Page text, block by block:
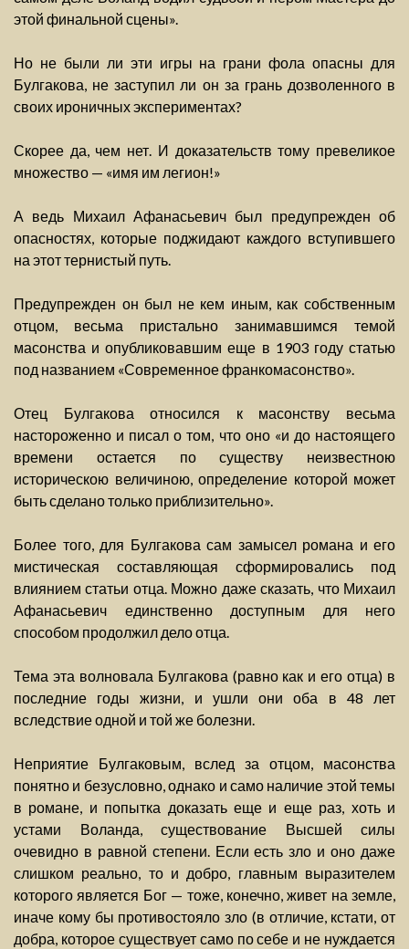
этой финальной сцены».
Но не были ли эти игры на грани фола опасны для
Булгакова, не заступил ли он за грань дозволенного в
своих ироничных экспериментах?
Скорее да, чем нет. И доказательств тому превеликое
множество — «имя им легион!»
А ведь Михаил Афанасьевич был предупрежден об
опасностях, которые поджидают каждого вступившего
на этот тернистый путь.
Предупрежден он был не кем иным, как собственным
отцом, весьма пристально занимавшимся темой
масонства и опубликовавшим еще в 1903 году статью
под названием «Современное франкомасонство».
Отец Булгакова относился к масонству весьма
настороженно и писал о том, что оно «и до настоящего
времени остается по существу неизвестною
историческою величиною, определение которой может
быть сделано только приблизительно».
Более того, для Булгакова сам замысел романа и его
мистическая составляющая сформировались под
влиянием статьи отца. Можно даже сказать, что Михаил
Афанасьевич единственно доступным для него
способом продолжил дело отца.
Тема эта волновала Булгакова (равно как и его отца) в
последние годы жизни, и ушли они оба в 48 лет
вследствие одной и той же болезни.
Неприятие Булгаковым, вслед за отцом, масонства
понятно и безусловно, однако и само наличие этой темы
в романе, и попытка доказать еще и еще раз, хоть и
устами Воланда, существование Высшей силы
очевидно в равной степени. Если есть зло и оно даже
слишком реально, то и добро, главным выразителем
которого является Бог — тоже, конечно, живет на земле,
иначе кому бы противостояло зло (в отличие, кстати, от
добра, которое существует само по себе и не нуждается